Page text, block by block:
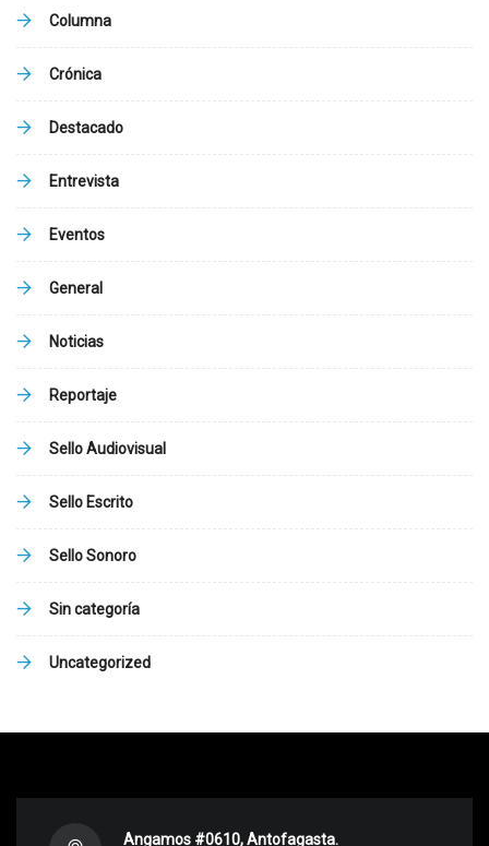
Columna
Crónica
Destacado
Entrevista
Eventos
General
Noticias
Reportaje
Sello Audiovisual
Sello Escrito
Sello Sonoro
Sin categoría
Uncategorized
Angamos #0610, Antofagasta.